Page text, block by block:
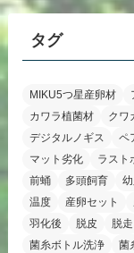
イ
タグ
MIKU5つ星産卵材
カワラ植菌材
クワ
デジタルノギス
ペ
マット劣化
ラスト
前蛹
多頭飼育
温度
産卵セット
羽化後
脱皮 脱走
菌糸ボトル洗浄
菌